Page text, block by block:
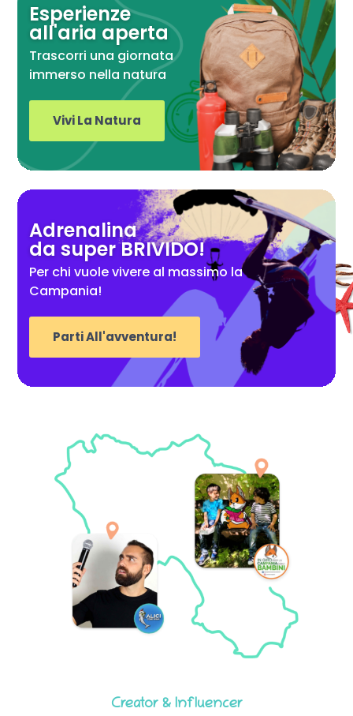
Esperienze
all'aria aperta
Trascorri una giornata
immerso nella natura
Vivi La Natura
Adrenalina
da super BRIVIDO!
Per chi vuole vivere al massimo la
Campania!
Parti All'avventura!
Creator & Influencer